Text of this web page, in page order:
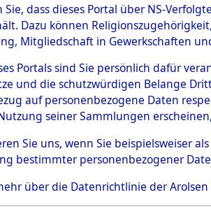
Muschenried.
0002 (84604327)
Sie, dass dieses Portal über NS-
Dazu können
Mitgliedschaft in Gewerkschaften
Portals sind Sie persönlich dafür
und die schutzwürdigen Belange
auf personenbezogene Daten
seiner Sammlungen
Sie uns, wenn Sie beispielsweiser
bestimmter personenbezogener
über die Datenrichtlinie der Arolsen